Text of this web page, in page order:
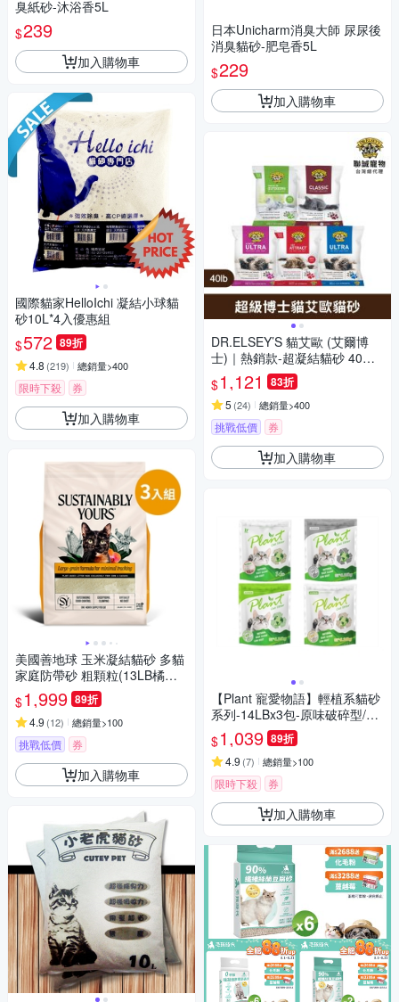
臭紙砂-沐浴香5L
$239
加入購物車
國際貓家HelloIchi 凝結小球貓
砂10L*4入優惠組
$572 89折
4.8 (219) 總銷量>400
限時下殺 券
加入購物車
美國善地球 玉米凝結貓砂 多貓
家庭防帶砂 粗顆粒(13LB橘袋)-
3入▲改版升級！更增強凝結
力，不可沖馬桶▲
$1,999 89折
4.9 (12) 總銷量>100
挑戰低價 券
加入購物車
日本Unicharm消臭大師 尿尿後
消臭貓砂-肥皂香5L
$229
加入購物車
DR.ELSEY’S 貓艾歐 (艾爾博
士)｜熱銷款-超凝結貓砂 40磅*
2入 (冠軍藍/經典紅/舒壓綠/紫
薰桃/無痕紫) 除臭貓砂 礦砂 貓
砂
$1,121 83折
5 (24) 總銷量>400
挑戰低價 券
加入購物車
【Plant 寵愛物語】輕植系貓砂
系列-14LBx3包-原味破碎型/原
味極細型/綠茶清香極細型/活性
碳極細型
$1,039 89折
4.9 (7) 總銷量>100
限時下殺 券
加入購物車